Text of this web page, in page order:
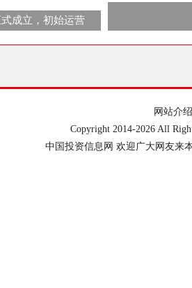
成立，初始运营
网站介
Copyright 2014-2026 All
中国投资信息网 欢迎广大网友来